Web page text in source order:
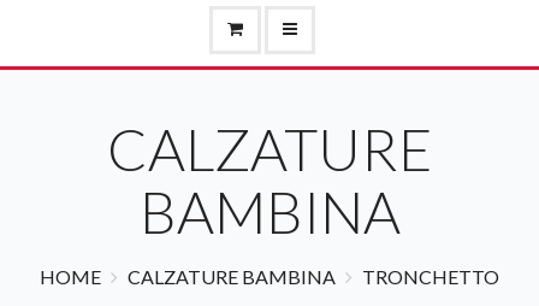
CALZATURE
BAMBINA
HOME CALZATURE BAMBINA TRONCHETTO